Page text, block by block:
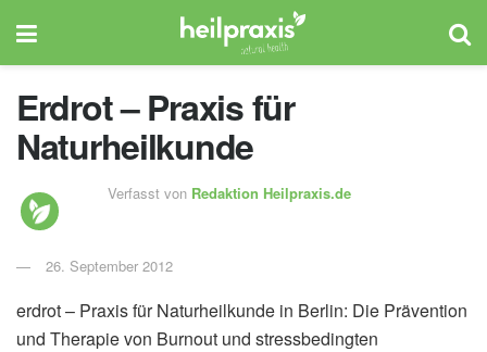
Erdrot – Praxis für
Naturheilkunde
Verfasst von Redaktion Heilpraxis.de
26. September 2012
erdrot – Praxis für Naturheilkunde in Berlin: Die Prävention
und Therapie von Burnout und stressbedingten